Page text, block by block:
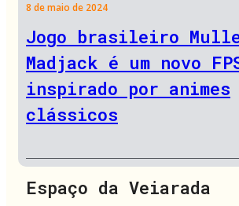
8 de maio de 2024
Jogo brasileiro
Madjack é um novo
inspirado por animes
clássicos
Espaço da Veiarada